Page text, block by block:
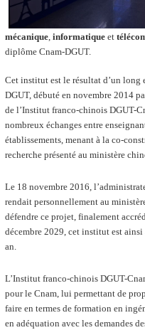
mécanique, informatique et
diplôme Cnam-DGUT.
Cet institut est le résultat d’un
DGUT, débuté en novembre 2014
de l’Institut franco-chinois DGUT-
nombreux échanges entre
établissements, menant à la co-
recherche présenté au ministère
Le 18 novembre 2016,
rendait personnellement au
défendre ce projet, finalement
décembre 2029, cet institut est
an.
L’Institut franco-chinois DGUT-
pour le Cnam, lui permettant de
faire en termes de formation en
en adéquation avec les demandes